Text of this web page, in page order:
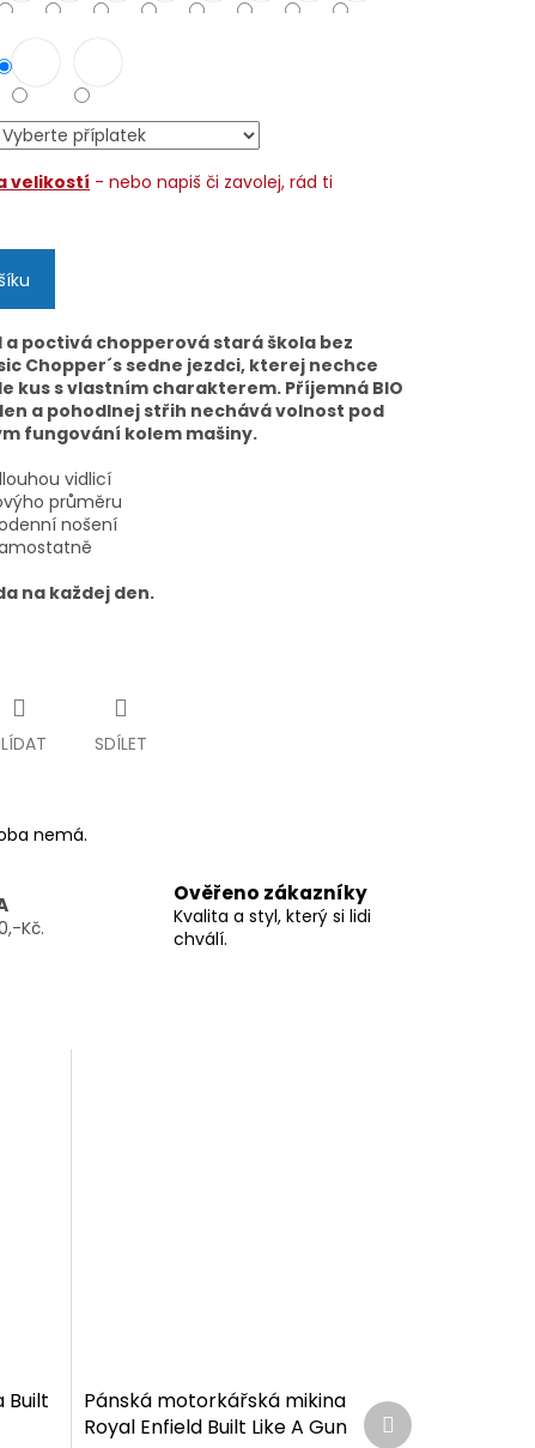
velikostí - nebo napiš či zavolej, rád ti
a poctivá chopperová stará škola bez
Chopper´s sedne jezdci, kterej nechce
kus s vlastním charakterem. Příjemná BIO
a pohodlnej střih nechává volnost pod
fungování kolem mašiny.
vidlicí
průměru
nošení
na každej den.
SDÍLET
nemá.
Kč.
Ověřeno zákazníky
Kvalita a styl, který si lidi
chválí.
Built
Pánská motorkářská mikina
Royal Enfield Built Like A Gun
Další
produkt